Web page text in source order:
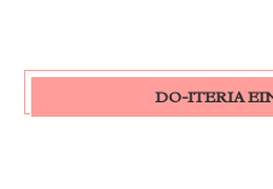
DO-ITERIA